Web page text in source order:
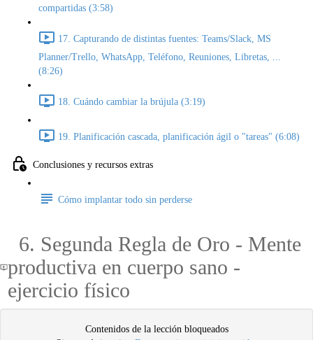
compartidas (3:58)
17. Capturando de distintas fuentes: Teams/Slack, MS
Planner/Trello, WhatsApp, Teléfono, Reuniones, Libretas, ...
(8:26)
18. Cuándo cambiar la brújula (3:19)
19. Planificación cascada, planificación ágil o "tareas" (6:08)
Conclusiones y recursos extras
Cómo implantar todo sin perderse
6. Segunda Regla de Oro - Mente
productiva en cuerpo sano -
ejercicio físico
Contenidos de la lección bloqueados